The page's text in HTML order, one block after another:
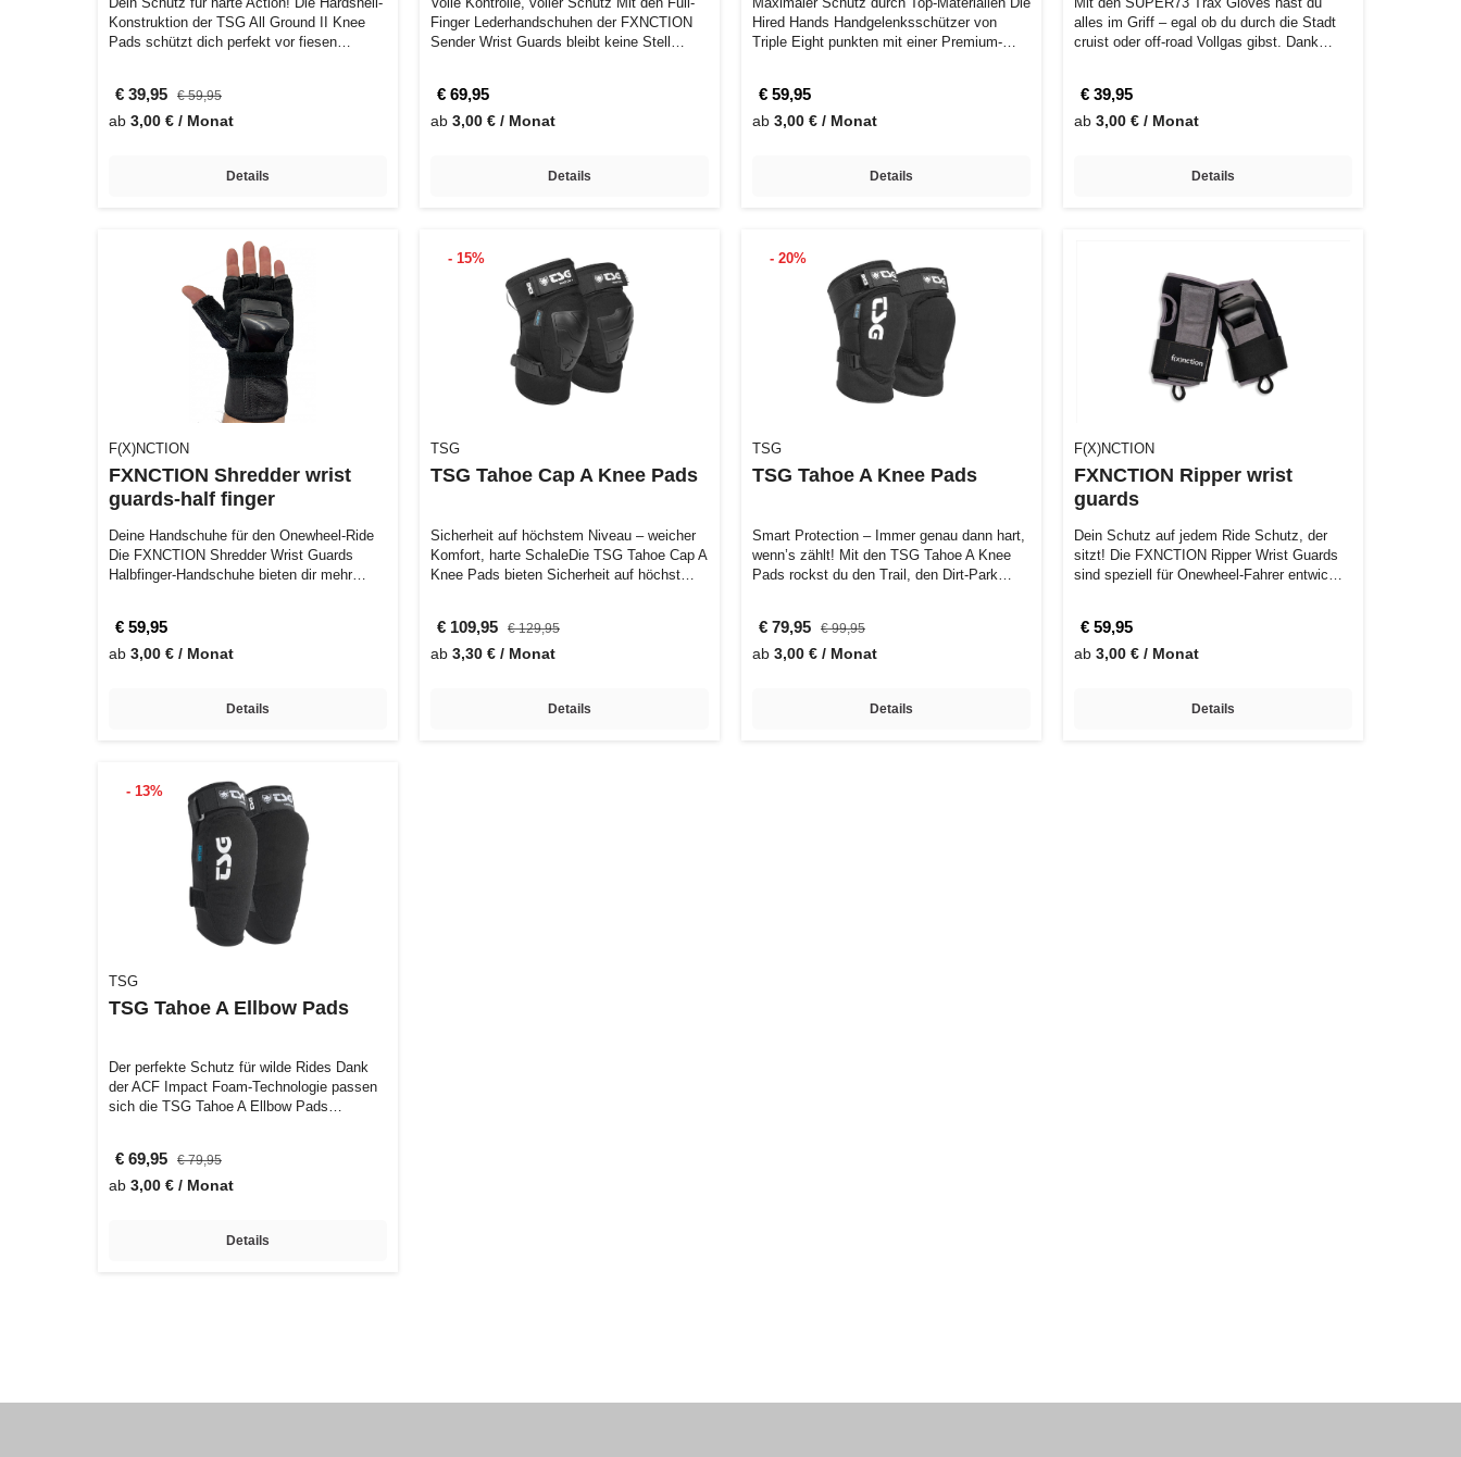
Konstruktion der TSG All Ground II Knee
Pads schützt dich perfekt vor fiesen…
€ 39,95 € 59,95
ab 3,00 € / Monat
Details
Finger Lederhandschuhen der FXNCTION
Sender Wrist Guards bleibt keine Stell…
€ 69,95
ab 3,00 € / Monat
Details
Hired Hands Handgelenksschützer von
Triple Eight punkten mit einer Premium-
€ 59,95
ab 3,00 € / Monat
Details
alles im Griff – egal ob du durch die Stadt
cruist oder off-road Vollgas gibst. Dank…
€ 39,95
ab 3,00 € / Monat
Details
F(X)NCTION
FXNCTION Shredder wrist
guards-half finger
Deine Handschuhe für den Onewheel-Ride
Die FXNCTION Shredder Wrist Guards
Halbfinger-Handschuhe bieten dir mehr
€ 59,95
ab 3,00 € / Monat
Details
- 15%
TSG
TSG Tahoe Cap A Knee Pads
Sicherheit auf höchstem Niveau – weicher
Komfort, harte SchaleDie TSG Tahoe Cap A
Knee Pads bieten Sicherheit auf höchst…
€ 109,95 € 129,95
ab 3,30 € / Monat
Details
- 20%
TSG
TSG Tahoe A Knee Pads
Smart Protection – Immer genau dann hart,
wenn’s zählt! Mit den TSG Tahoe A Knee
Pads rockst du den Trail, den Dirt-Park…
€ 79,95 € 99,95
ab 3,00 € / Monat
Details
F(X)NCTION
FXNCTION Ripper wrist
guards
Dein Schutz auf jedem Ride Schutz, der
sitzt! Die FXNCTION Ripper Wrist Guards
sind speziell für Onewheel-Fahrer entwic…
€ 59,95
ab 3,00 € / Monat
Details
- 13%
TSG
TSG Tahoe A Ellbow Pads
Der perfekte Schutz für wilde Rides Dank
der ACF Impact Foam-Technologie passen
sich die TSG Tahoe A Ellbow Pads
€ 69,95 € 79,95
ab 3,00 € / Monat
Details